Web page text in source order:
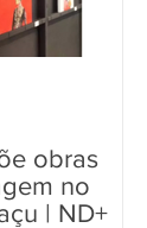
obras
no
| ND+